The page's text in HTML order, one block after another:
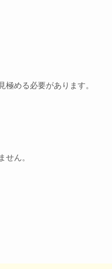
める必要があります。
せん。